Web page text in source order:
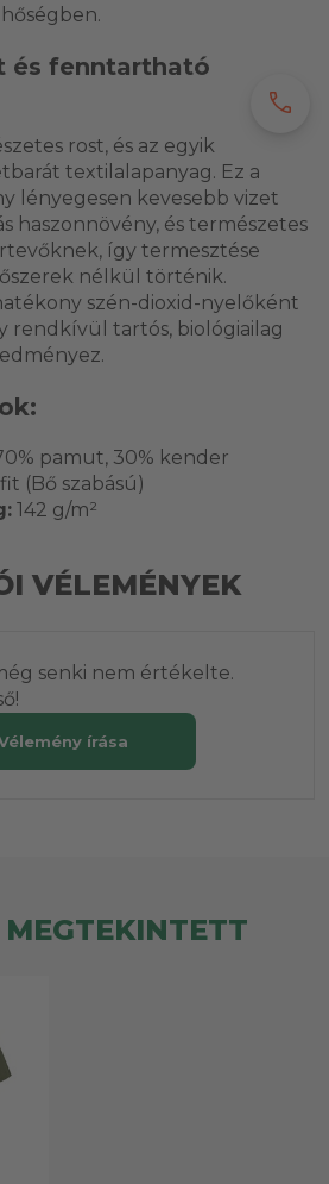
és fenntartható
rost, és az egyik
textilalapanyag. Ez a
lényegesen kevesebb vizet
haszonnövény, és természetes
így termesztése
nélkül történik.
szén-dioxid-nyelőként
rendkívül tartós, biológiailag
pamut, 30% kender
(Bő szabású)
142 g/m²
VÉLEMÉNYEK
senki nem értékelte.
írása
call